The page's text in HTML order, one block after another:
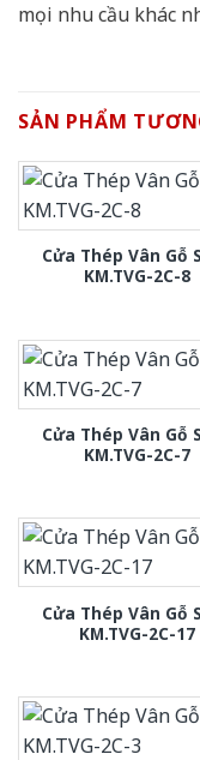
mọi nhu cầu khác
SẢN PHẨM
Cửa Thép Vân Gỗ
KM.TVG-2C-8
Cửa Thép Vân Gỗ
KM.TVG-2C-7
Cửa Thép Vân Gỗ
KM.TVG-2C-17